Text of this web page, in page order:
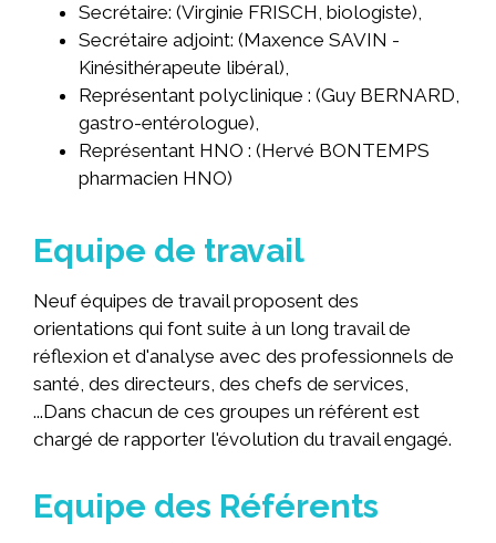
Secrétaire: (Virginie FRISCH, biologiste),
Secrétaire adjoint: (Maxence SAVIN -
Kinésithérapeute libéral),
Représentant polyclinique : (Guy BERNARD,
gastro-entérologue),
Représentant HNO : (Hervé BONTEMPS
pharmacien HNO)
Equipe de travail
Neuf équipes de travail proposent des
orientations qui font suite à un long travail de
réflexion et d'analyse avec des professionnels de
santé, des directeurs, des chefs de services,
...Dans chacun de ces groupes un référent est
chargé de rapporter l'évolution du travail engagé.
Equipe des Référents